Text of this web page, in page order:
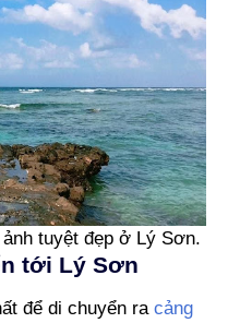
tuyệt đẹp ở Lý Sơn.
tới Lý Sơn
để di chuyển ra cảng